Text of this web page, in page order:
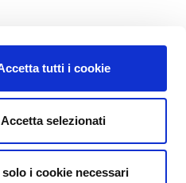
tutti i cookie
Accetta selezionati
solo i cookie necessari